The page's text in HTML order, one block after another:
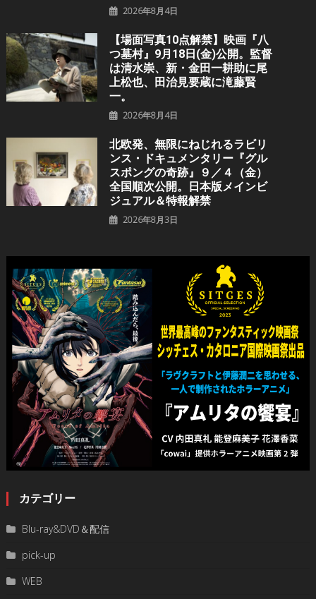
2026年8月4日
【場面写真10点解禁】映画『八
つ墓村』9月18日(金)公開。監督
は清水崇、新・金田一耕助に尾
上松也、田治見要蔵に滝藤賢
一。
2026年8月4日
北欧発、無限にねじれるラビリ
ンス・ドキュメンタリー『グル
スポングの奇跡』９／４（金）
全国順次公開。日本版メインビ
ジュアル＆特報解禁
2026年8月3日
カテゴリー
Blu-ray&DVD＆配信
pick-up
WEB